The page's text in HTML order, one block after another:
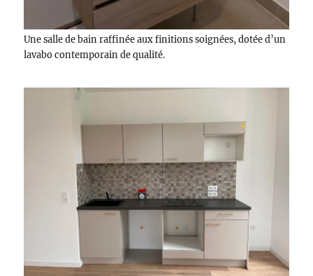
Une salle de bain raffinée aux finitions soignées, dotée d’un
lavabo contemporain de qualité.